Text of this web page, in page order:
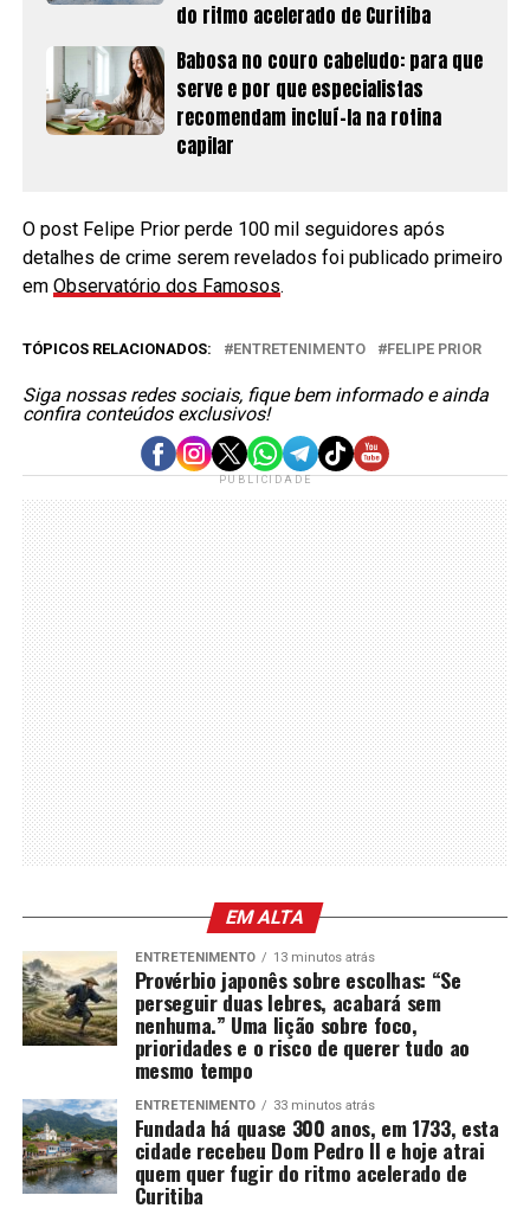
do ritmo acelerado de Curitiba
Babosa no couro cabeludo: para que
serve e por que especialistas
recomendam incluí-la na rotina
capilar
O post Felipe Prior perde 100 mil seguidores após
detalhes de crime serem revelados foi publicado primeiro
em Observatório dos Famosos.
TÓPICOS RELACIONADOS: ENTRETENIMENTO FELIPE PRIOR
Siga nossas redes sociais, fique bem informado e ainda
confira conteúdos exclusivos!
PUBLICIDADE
EM ALTA
ENTRETENIMENTO 13 minutos atrás
Provérbio japonês sobre escolhas: “Se
perseguir duas lebres, acabará sem
nenhuma.” Uma lição sobre foco,
prioridades e o risco de querer tudo ao
mesmo tempo
ENTRETENIMENTO 33 minutos atrás
Fundada há quase 300 anos, em 1733, esta
cidade recebeu Dom Pedro II e hoje atrai
quem quer fugir do ritmo acelerado de
Curitiba